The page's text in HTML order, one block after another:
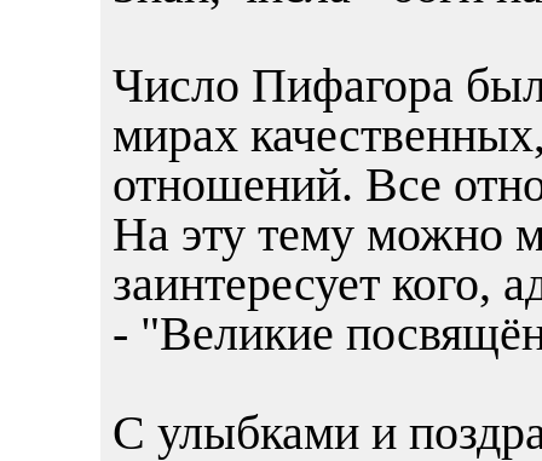
Число Пифагора
мирах
отношений. Все
На эту тему можно
заинтересует
- "Великие
С улыбками и